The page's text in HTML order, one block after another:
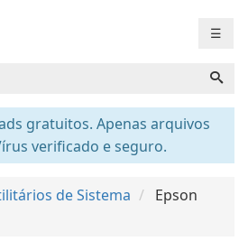
☰
gratuitos. Apenas arquivos
verificado e seguro.
de Sistema
Epson